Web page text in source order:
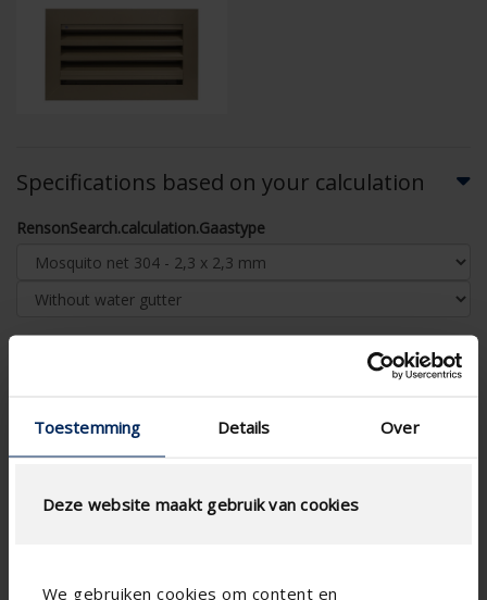
Toestemming Details Over
Deze website maakt gebruik van cookies
We gebruiken cookies om content en
Specifications based on your calculation
RensonSearch.calculation.Gaastype
Technical Specifications
Physical Free Passage (%)
49